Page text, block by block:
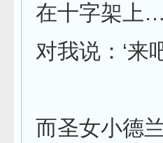
在十字架上
对我说：‘来
而圣女小德